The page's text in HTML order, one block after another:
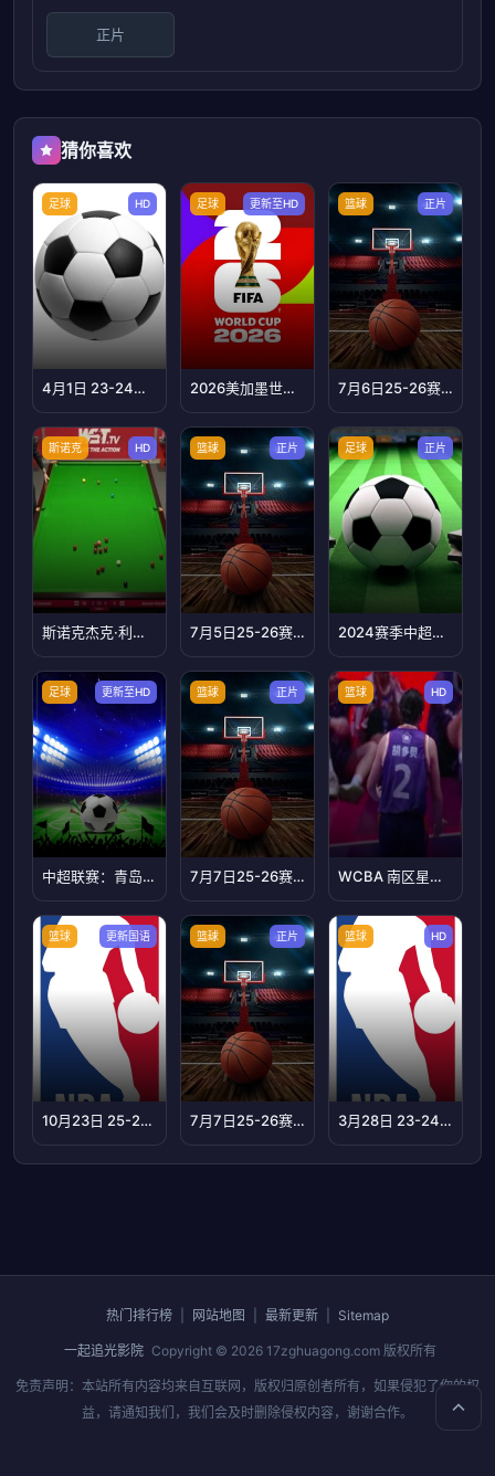
正片
猜你喜欢
足球 HD
4月1日 23-24赛季西甲第30轮 阿拉维斯VS皇家社会
足球 更新至HD
2026美加墨世界杯八分之一决赛：瑞士VS哥伦比亚
篮球 正片
7月6日25-26赛季男篮世预赛亚洲赛区 中国VS中国台北
斯诺克 HD
斯诺克杰克·利索夫斯基5-0简森·肯德里克20230903
篮球 正片
7月5日25-26赛季男篮世预赛非洲赛区 埃及VS乌干达
足球 正片
2024赛季中超第2轮：山东泰山vs北京国安
足球 更新至HD
中超联赛：青岛海牛VS成都蓉城20260705
篮球 正片
7月7日25-26赛季男篮世预赛欧洲赛区 斯洛文尼亚VS瑞典
篮球 HD
WCBA 南区星锐队VS北区星锐队 20250222
篮球 更新国语
10月23日 25-26赛季NBA常规赛 鹈鹕VS灰熊
篮球 正片
7月7日25-26赛季浙BA 玉环69VS68天台
篮球 HD
3月28日 23-24赛季NBA常规赛 骑士VS黄蜂
热门排行榜 网站地图 最新更新 Sitemap
一起追光影院 Copyright © 2026 17zghuagong.com 版权所有
免责声明：本站所有内容均来自互联网，版权归原创者所有，如果侵犯了你的权
益，请通知我们，我们会及时删除侵权内容，谢谢合作。